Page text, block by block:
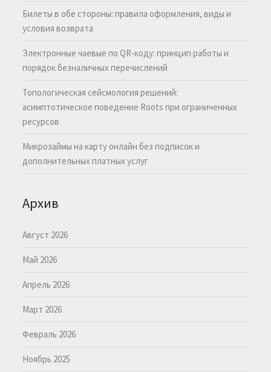
Билеты в обе стороны: правила оформления, виды и
условия возврата
Электронные чаевые по QR-коду: принцип работы и
порядок безналичных перечислений
Топологическая сейсмология решений:
асимптотическое поведение Roots при ограниченных
ресурсов
Микрозаймы на карту онлайн без подписок и
дополнительных платных услуг
Архив
Август 2026
Май 2026
Апрель 2026
Март 2026
Февраль 2026
Ноябрь 2025